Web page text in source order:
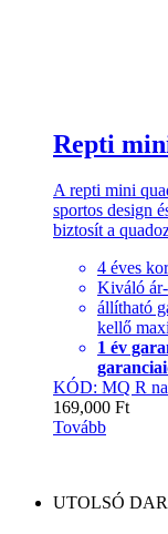
Repti
A repti mini
sportos design
biztosít a
4 éves
Kiváló
állítható
kellő
1 év
KÓD: MQ R
169,000 Ft
Tovább
UTOLSÓ